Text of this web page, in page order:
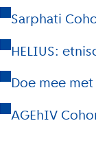
Sarphati
HELIUS:
Doe mee
AGEhIV